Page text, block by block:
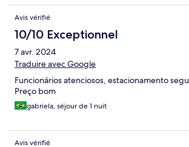
Avis vérifié
10/10 Exceptionnel
7 avr. 2024
Traduire avec Google
Funcionários atenciosos, estacionamento
Preço bom
gabriela, séjour de 1 nuit
Avis vérifié